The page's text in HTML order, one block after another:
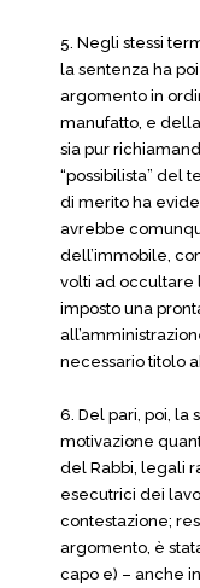
5. Negli stessi
la sentenza ha
argomento in
manufatto, e
sia pur
“possibilista” del
di merito ha
avrebbe
dell’immobile,
volti ad occultare
imposto una
necessario titolo
6. Del pari, poi, la
motivazione
del Rabbi, legali
esecutrici dei
contestazione;
argomento, è
capo e) – anche